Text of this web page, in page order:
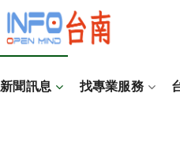
新聞訊息 找專業服務